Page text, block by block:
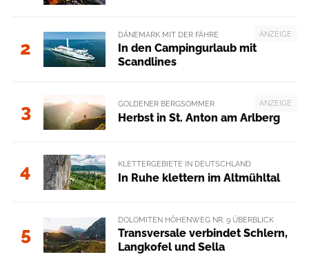
2
ANZEIGE
DÄNEMARK MIT DER FÄHRE
In den Campingurlaub mit
Scandlines
3 ANZEIGE
GOLDENER BERGSOMMER
Herbst in St. Anton am Arlberg
4 KLETTERGEBIETE IN DEUTSCHLAND
In Ruhe klettern im Altmühltal
5
DOLOMITEN HÖHENWEG NR. 9 ÜBERBLICK
Transversale verbindet Schlern,
Langkofel und Sella